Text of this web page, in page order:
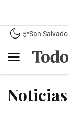
5°San